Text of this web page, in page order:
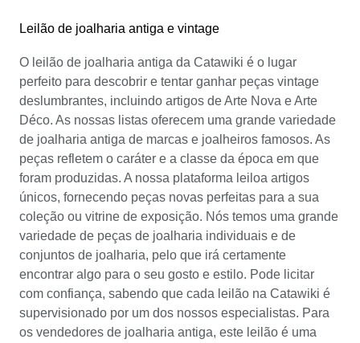
Leilão de joalharia antiga e vintage
O leilão de joalharia antiga da Catawiki é o lugar
perfeito para descobrir e tentar ganhar peças vintage
deslumbrantes, incluindo artigos de Arte Nova e Arte
Déco. As nossas listas oferecem uma grande variedade
de joalharia antiga de marcas e joalheiros famosos. As
peças refletem o caráter e a classe da época em que
foram produzidas. A nossa plataforma leiloa artigos
únicos, fornecendo peças novas perfeitas para a sua
coleção ou vitrine de exposição. Nós temos uma grande
variedade de peças de joalharia individuais e de
conjuntos de joalharia, pelo que irá certamente
encontrar algo para o seu gosto e estilo. Pode licitar
com confiança, sabendo que cada leilão na Catawiki é
supervisionado por um dos nossos especialistas. Para
os vendedores de joalharia antiga, este leilão é uma